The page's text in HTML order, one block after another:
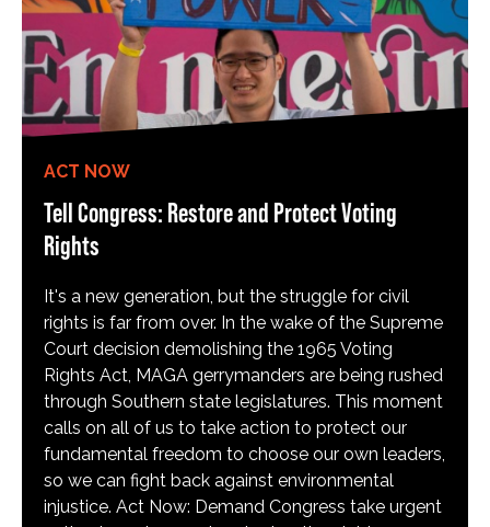
ACT NOW
Tell Congress: Restore and Protect Voting
Rights
It's a new generation, but the struggle for civil
rights is far from over. In the wake of the Supreme
Court decision demolishing the 1965 Voting
Rights Act, MAGA gerrymanders are being rushed
through Southern state legislatures. This moment
calls on all of us to take action to protect our
fundamental freedom to choose our own leaders,
so we can fight back against environmental
injustice. Act Now: Demand Congress take urgent